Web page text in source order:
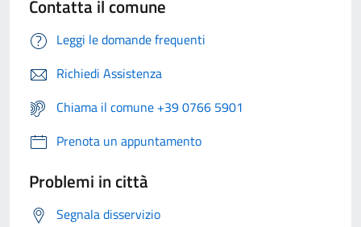
Contatta il comune
Leggi le domande frequenti
Richiedi Assistenza
Chiama il comune +39 0766 5901
Prenota un appuntamento
Problemi in città
Segnala disservizio